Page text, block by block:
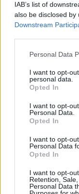
IAB’s list of
also be disclosed
Downstream
Please note that
not limited to your
grant or deny
use your data for
consent section.
Personal Data
I want to opt-
personal data.
Opted In
I want to opt-
Personal Data.
Opted In
I want to opt-
Personal Data
Opted In
I want to opt-
Retention,
Personal Data
Continua a